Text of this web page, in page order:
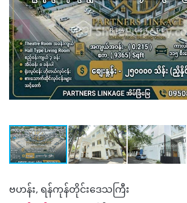
ဗဟန်း, ရန်ကုန်တိုင်းဒေသကြီး